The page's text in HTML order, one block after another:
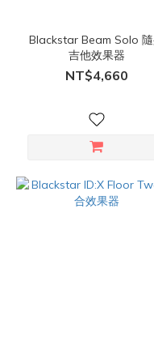
Blackstar Beam Solo
吉他效果器
NT$4,660